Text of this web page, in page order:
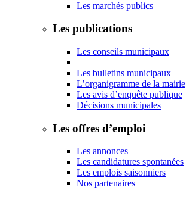
Les marchés publics
Les publications
Les conseils municipaux
Les bulletins municipaux
L’organigramme de la mairie
Les avis d’enquête publique
Décisions municipales
Les offres d’emploi
Les annonces
Les candidatures spontanées
Les emplois saisonniers
Nos partenaires